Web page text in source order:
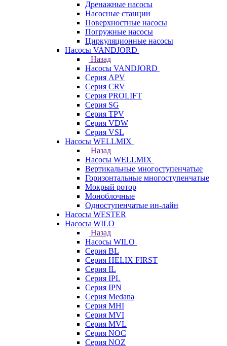
Дренажные насосы
Насосные станции
Поверхностные насосы
Погружные насосы
Циркуляционные насосы
Насосы VANDJORD
Назад
Насосы VANDJORD
Серия APV
Серия CRV
Серия PROLIFT
Серия SG
Серия TPV
Серия VDW
Серия VSL
Насосы WELLMIX
Назад
Насосы WELLMIX
Вертикальные многоступенчатые
Горизонтальные многоступенчатые
Мокрый ротор
Моноблочные
Одноступенчатые ин-лайн
Насосы WESTER
Насосы WILO
Назад
Насосы WILO
Серия BL
Серия HELIX FIRST
Серия IL
Серия IPL
Серия IPN
Серия Medana
Серия MHI
Серия MVI
Серия MVL
Серия NOC
Серия NOZ